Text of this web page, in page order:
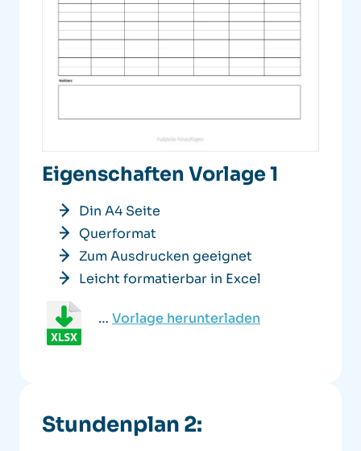
Eigenschaften Vorlage 1
Din A4 Seite
Querformat
Zum Ausdrucken geeignet
Leicht formatierbar in Excel
… Vorlage herunterladen
Stundenplan 2: